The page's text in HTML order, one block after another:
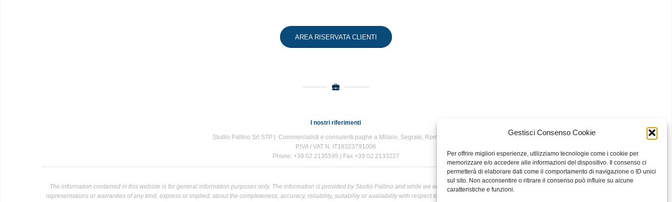
Gestisci Consenso Cookie
Per offrire migliori esperienze, utilizziamo tecnologie come i cookie per
memorizzare e/o accedere alle informazioni del dispositivo. Il consenso ci
permetterà di elaborare dati come il comportamento di navigazione o ID unici
sul sito. Non acconsentire o ritirare il consenso può influire su alcune
caratteristiche e funzioni.
AREA RISERVATA CLIENTI
I nostri riferimenti
Studio Pallino Srl STP | Commercialisti e consulenti paghe a Milano, Segrate, Roma e Bari
P.IVA / VAT N. IT18323791006
Phone: +39 02 2135595 | Fax +39 02 2133227
The information contained in this website is for general information purposes only. The information is provided by Studio Pallino and while we endeavour to keep the information up to date and correct, we make no
representations or warranties of any kind, express or implied, about the completeness, accuracy, reliability, suitability or availability with respect to the website or the information, products, services, or related graphics